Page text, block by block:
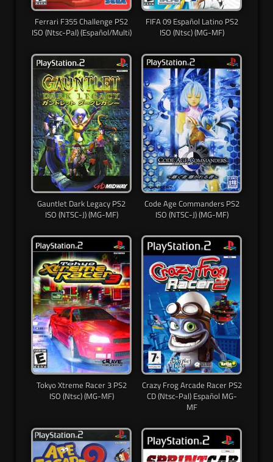
Ferrari F355 Challenge PS2
ISO (Ntsc-Pal) (Español/Multi)
FIFA 09 Español Latino PS2
ISO (Ntsc) (MG-MF)
Gauntlet Dark Legacy PS2
ISO (NTSC-J) (MG-MF)
Code Age Commanders PS2
ISO (NTSC-J) (MG-MF)
Tokyo Xtreme Racer 3 PS2
ISO (Ntsc) (MG-MF)
Crazy Frog Arcade Racer PS2
CD (Ntsc-Pal) Español MG-
MF